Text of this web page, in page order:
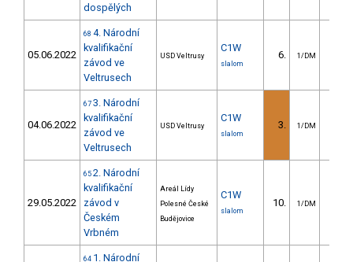
dospělých
05.06.2022
68 4. Národní
kvalifikační
závod ve
Veltrusech
USD Veltrusy
C1W
slalom
6. 1/DM
04.06.2022
67 3. Národní
kvalifikační
závod ve
Veltrusech
USD Veltrusy
C1W
slalom
3. 1/DM
29.05.2022
65 2. Národní
kvalifikační
závod v
Českém
Vrbném
Areál Lídy
Polesné České
Budějovice
C1W
slalom
10. 1/DM
64 1. Národní